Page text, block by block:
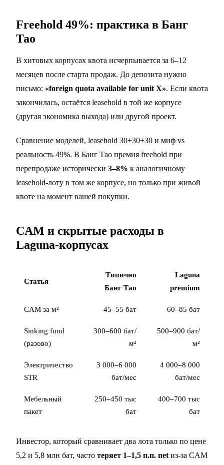
Freehold 49%: практика в Банг
Тао
В хитовых корпусах квота исчерпывается за 6–12
месяцев после старта продаж. До депозита нужно
письмо: «foreign quota available for unit X». Если квота
закончилась, остаётся leasehold в той же корпусе
(другая экономика выхода) или другой проект.
Сравнение моделей, leasehold 30+30+30 и миф vs
реальность 49%. В Банг Тао премия freehold при
перепродаже исторически 3–8% к аналогичному
leasehold-лоту в том же корпусе, но только при живой
квоте на момент вашей покупки.
CAM и скрытые расходы в
Laguna-корпусах
Статья
Типично
Банг Тао
Laguna
premium
CAM за м² 45–55 бат 60–85 бат
Sinking fund
(разово)
300–600 бат/
м²
500–900 бат/
м²
Электричество
STR
3 000–6 000
бат/мес
4 000–8 000
бат/мес
Мебельный
пакет
250–450 тыс
бат
400–700 тыс
бат
Инвестор, который сравнивает два лота только по цене
5,2 и 5,8 млн бат, часто теряет 1–1,5 п.п. net из-за CAM